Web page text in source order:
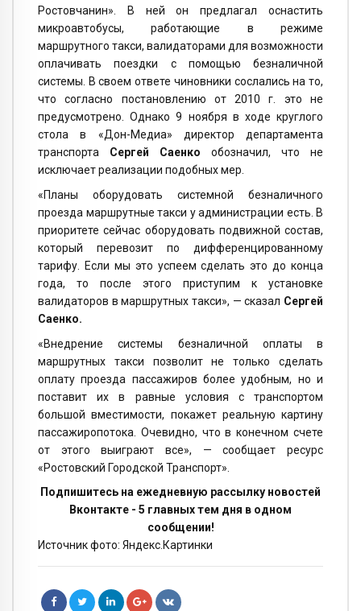
Ростовчанин». В ней он предлагал оснастить
микроавтобусы, работающие в режиме
маршрутного такси, валидаторами для возможности
оплачивать поездки с помощью безналичной
системы. В своем ответе чиновники сослались на то,
что согласно постановлению от 2010 г. это не
предусмотрено. Однако 9 ноября в ходе круглого
стола в «Дон-Медиа» директор департамента
транспорта Сергей Саенко обозначил, что не
исключает реализации подобных мер.
«Планы оборудовать системной безналичного
проезда маршрутные такси у администрации есть. В
приоритете сейчас оборудовать подвижной состав,
который перевозит по дифференцированному
тарифу. Если мы это успеем сделать это до конца
года, то после этого приступим к установке
валидаторов в маршрутных такси», — сказал Сергей
Саенко.
«Внедрение системы безналичной оплаты в
маршрутных такси позволит не только сделать
оплату проезда пассажиров более удобным, но и
поставит их в равные условия с транспортом
большой вместимости, покажет реальную картину
пассажиропотока. Очевидно, что в конечном счете
от этого выиграют все», — сообщает ресурс
«Ростовский Городской Транспорт».
Подпишитесь на ежедневную рассылку новостей
Вконтакте - 5 главных тем дня в одном
сообщении!
Источник фото: Яндекс.Картинки